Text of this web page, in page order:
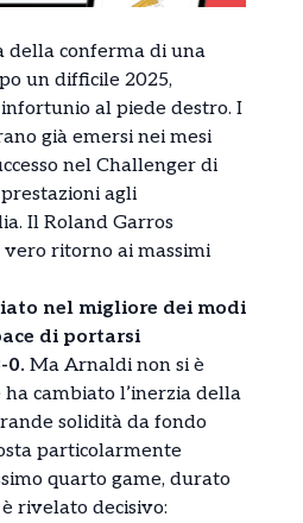
della conferma di una
un difficile 2025,
al piede destro. I
già emersi nei mesi
nel Challenger di
agli
Il Roland Garros
ritorno ai massimi
nel migliore dei modi
di portarsi
0. Ma Arnaldi non si è
cambiato l’inerzia della
solidità da fondo
particolarmente
quarto game, durato
rivelato decisivo: